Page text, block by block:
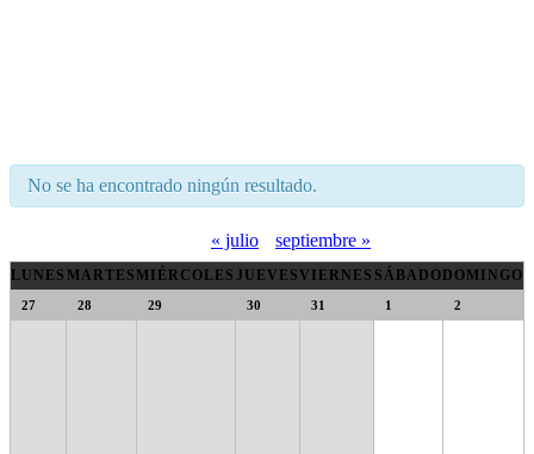
No se ha encontrado ningún resultado.
« julio septiembre »
Calendario
de
Calendario
de
LUNES MARTES MIÉRCOLES JUEVESVIERNES SÁBADO DOMINGO
27 28 29 30 31 1 2